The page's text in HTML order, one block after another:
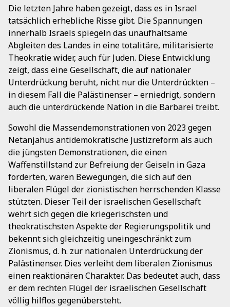
Die letzten Jahre haben gezeigt, dass es in Israel
tatsächlich erhebliche Risse gibt. Die Spannungen
innerhalb Israels spiegeln das unaufhaltsame
Abgleiten des Landes in eine totalitäre, militarisierte
Theokratie wider, auch für Juden. Diese Entwicklung
zeigt, dass eine Gesellschaft, die auf nationaler
Unterdrückung beruht, nicht nur die Unterdrückten –
in diesem Fall die Palästinenser – erniedrigt, sondern
auch die unterdrückende Nation in die Barbarei treibt.
Sowohl die Massendemonstrationen von 2023 gegen
Netanjahus antidemokratische Justizreform als auch
die jüngsten Demonstrationen, die einen
Waffenstillstand zur Befreiung der Geiseln in Gaza
forderten, waren Bewegungen, die sich auf den
liberalen Flügel der zionistischen herrschenden Klasse
stützten. Dieser Teil der israelischen Gesellschaft
wehrt sich gegen die kriegerischsten und
theokratischsten Aspekte der Regierungspolitik und
bekennt sich gleichzeitig uneingeschränkt zum
Zionismus, d. h. zur nationalen Unterdrückung der
Palästinenser. Dies verleiht dem liberalen Zionismus
einen reaktionären Charakter. Das bedeutet auch, dass
er dem rechten Flügel der israelischen Gesellschaft
völlig hilflos gegenübersteht.